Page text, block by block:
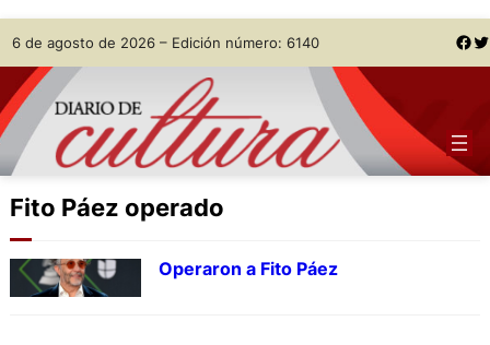
Skip
to
content
6 de agosto de 2026 – Edición número: 6140 Facebook Twitter
Fito Páez operado
Operaron a Fito Páez